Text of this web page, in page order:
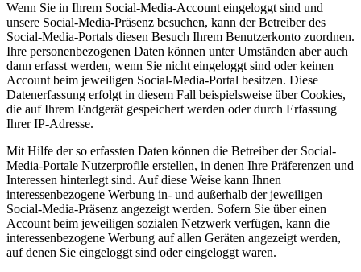
Wenn Sie in Ihrem Social-Media-Account eingeloggt sind und
unsere Social-Media-Präsenz besuchen, kann der Betreiber des
Social-Media-Portals diesen Besuch Ihrem Benutzerkonto zuordnen.
Ihre personenbezogenen Daten können unter Umständen aber auch
dann erfasst werden, wenn Sie nicht eingeloggt sind oder keinen
Account beim jeweiligen Social-Media-Portal besitzen. Diese
Datenerfassung erfolgt in diesem Fall beispielsweise über Cookies,
die auf Ihrem Endgerät gespeichert werden oder durch Erfassung
Ihrer IP-Adresse.
Mit Hilfe der so erfassten Daten können die Betreiber der Social-
Media-Portale Nutzerprofile erstellen, in denen Ihre Präferenzen und
Interessen hinterlegt sind. Auf diese Weise kann Ihnen
interessenbezogene Werbung in- und außerhalb der jeweiligen
Social-Media-Präsenz angezeigt werden. Sofern Sie über einen
Account beim jeweiligen sozialen Netzwerk verfügen, kann die
interessenbezogene Werbung auf allen Geräten angezeigt werden,
auf denen Sie eingeloggt sind oder eingeloggt waren.